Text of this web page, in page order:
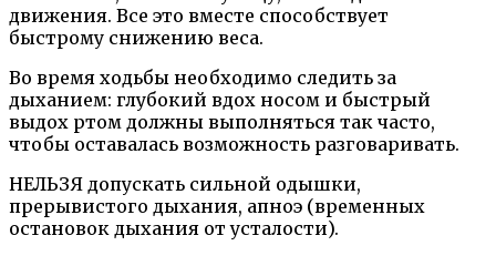
движения. Все это вместе способствует
быстрому снижению веса.
Во время ходьбы необходимо следить за
дыханием: глубокий вдох носом и быстрый
выдох ртом должны выполняться так часто,
чтобы оставалась возможность разговаривать.
НЕЛЬЗЯ допускать сильной одышки,
прерывистого дыхания, апноэ (временных
остановок дыхания от усталости).